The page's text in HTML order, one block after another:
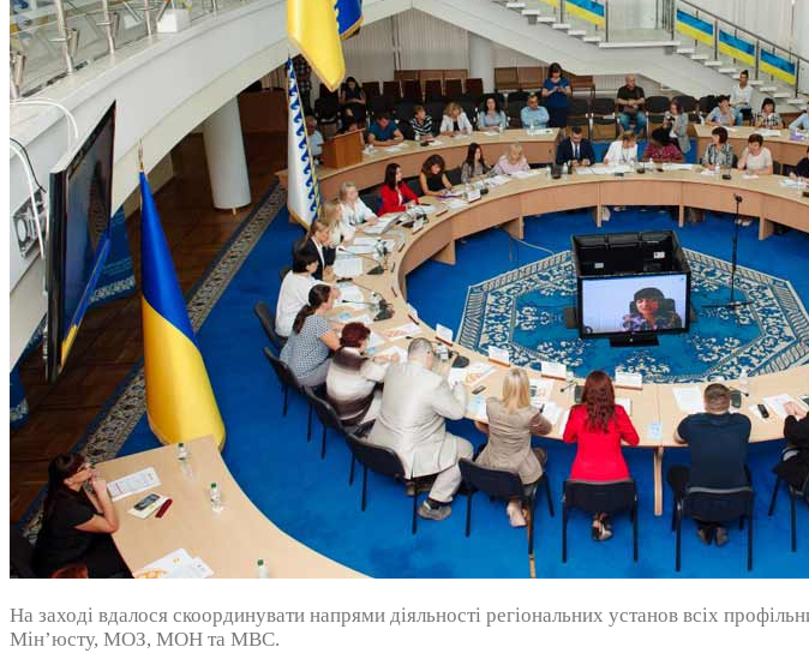
На заході вдалося скоординувати напрями діяльності регіональних установ всіх
Мін’юсту, МОЗ, МОН та МВС.